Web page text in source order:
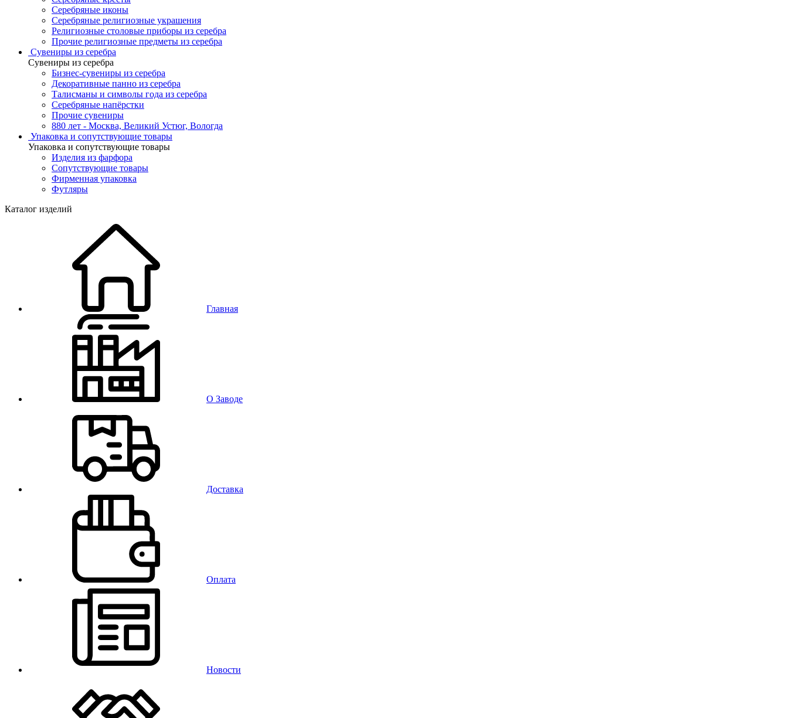
Серебряные иконы
Серебряные религиозные украшения
Религиозные столовые приборы из серебра
Прочие религиозные предметы из серебра
Сувениры из серебра
Сувениры из серебра
Бизнес-сувениры из серебра
Декоративные панно из серебра
Талисманы и символы года из серебра
Серебряные напёрстки
Прочие сувениры
880 лет - Москва, Великий Устюг, Вологда
Упаковка и сопутствующие товары
Упаковка и сопутствующие товары
Изделия из фарфора
Сопутствующие товары
Фирменная упаковка
Футляры
Каталог изделий
Главная
О Заводе
Доставка
Оплата
Новости